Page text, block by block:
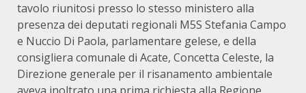
tavolo riunitosi presso lo stesso ministero alla
presenza dei deputati regionali M5S Stefania Campo
e Nuccio Di Paola, parlamentare gelese, e della
consigliera comunale di Acate, Concetta Celeste, la
Direzione generale per il risanamento ambientale